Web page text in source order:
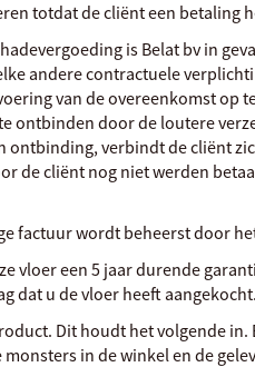
totdat de cliënt een betaling
is Belat bv in
andere contractuele
van de overeenkomst op
ontbinden door de loutere
ontbinding, verbindt de cliënt
de cliënt nog niet werden
factuur wordt beheerst door
vloer een 5 jaar durende
dat u de vloer heeft
Dit houdt het volgende
in de winkel en de